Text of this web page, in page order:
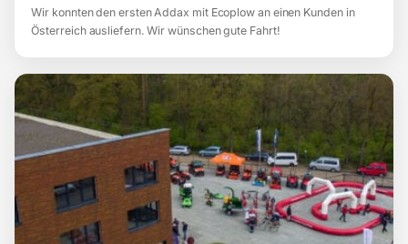
Wir konnten den ersten Addax mit Ecoplow an einen Kunden in
Österreich ausliefern. Wir wünschen gute Fahrt!